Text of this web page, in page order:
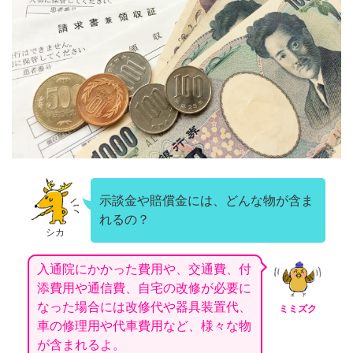
シカ
示談金や賠償金には、どんな物が含ま
れるの？
ミミズク
入通院にかかった費用や、交通費、付
添費用や通信費、自宅の改修が必要に
なった場合には改修代や器具装置代、
車の修理用や代車費用など、様々な物
が含まれるよ。